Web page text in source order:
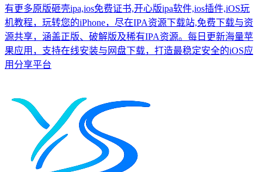
有更多原版砸壳ipa,ios免费证书,开心版ipa软件,ios插件,iOS玩
机教程，玩转您的iPhone，尽在IPA资源下载站,免费下载与资
源共享，涵盖正版、破解版及稀有IPA资源。每日更新海量苹
果应用，支持在线安装与网盘下载，打造最稳定安全的iOS应
用分享平台